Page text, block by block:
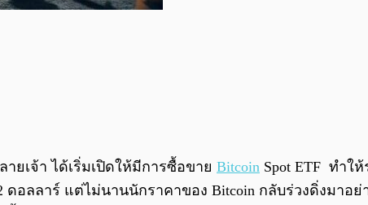
ยเจ้า ได้เริ่มเปิดให้มีการซื้อขาย Bitcoin Spot ETF ทำใ
อลลาร์ แต่ไม่นานนักราคาของ Bitcoin กลับร่วงดิ่งมาอย่